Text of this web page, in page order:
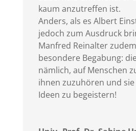
kaum anzutreffen ist.
Anders, als es Albert
jedoch zum Ausdruck
Manfred Reinalter
besondere Begabung:
nämlich, auf Menschen
ihnen zuzuhören und
Ideen zu begeistern!